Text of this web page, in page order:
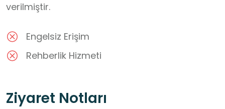
verilmiştir.
Engelsiz Erişim
Rehberlik Hizmeti
Ziyaret Notları